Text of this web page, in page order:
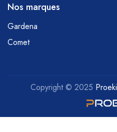
Nos marques
Gardena
Comet
Copyright © 2025